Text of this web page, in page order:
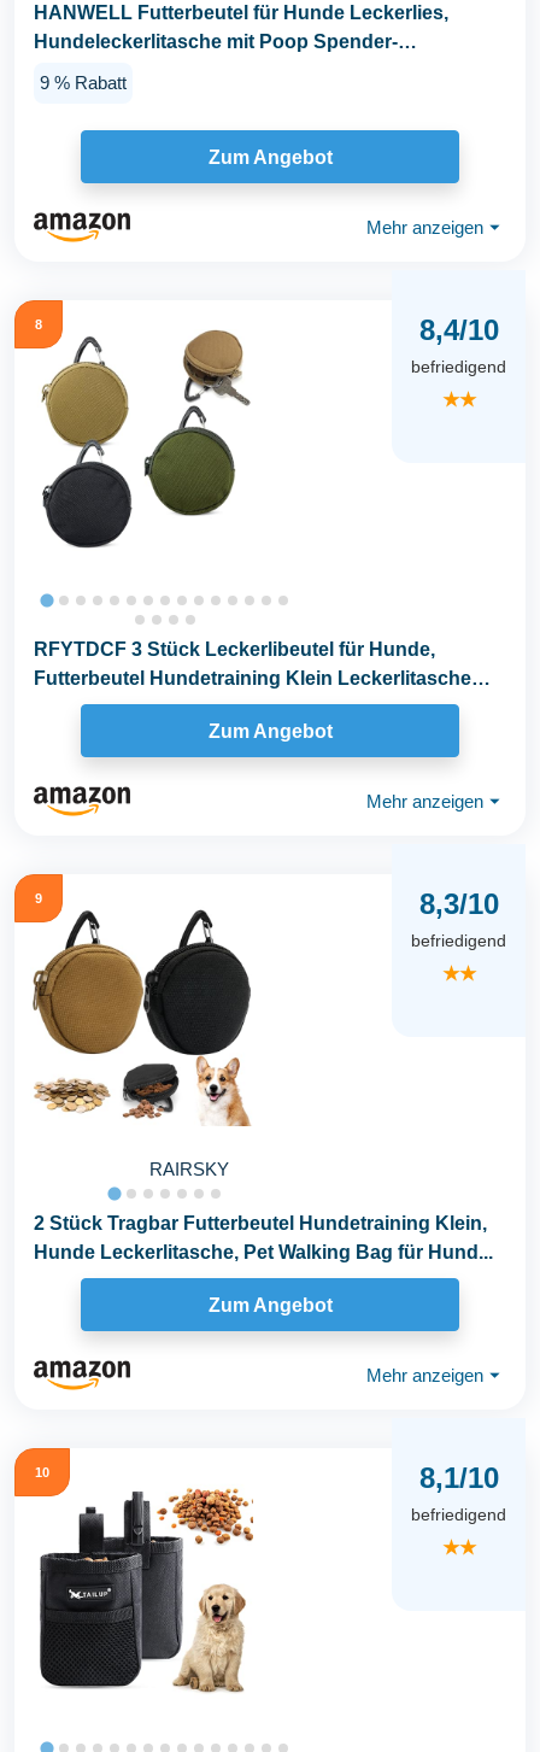
HANWELL Futterbeutel für Hunde Leckerlies,
Hundeleckerlitasche mit Poop Spender-
9 % Rabatt
Zum Angebot
Mehr anzeigen ⏷
8 8,4/10
befriedigend
★★
RFYTDCF 3 Stück Leckerlibeutel für Hunde,
Futterbeutel Hundetraining Klein Leckerlitasche
Zum Angebot
Mehr anzeigen ⏷
9
RAIRSKY
8,3/10
befriedigend
★★
2 Stück Tragbar Futterbeutel Hundetraining Klein,
Hunde Leckerlitasche, Pet Walking Bag für Hund...
Zum Angebot
Mehr anzeigen ⏷
10 8,1/10
befriedigend
★★